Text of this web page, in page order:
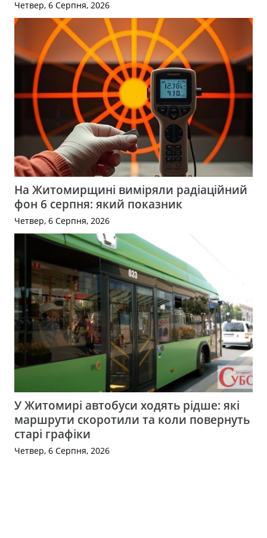
Четвер, 6 Серпня, 2026
На Житомирщині виміряли радіаційний
фон 6 серпня: який показник
Четвер, 6 Серпня, 2026
У Житомирі автобуси ходять рідше: які
маршрути скоротили та коли повернуть
старі графіки
Четвер, 6 Серпня, 2026